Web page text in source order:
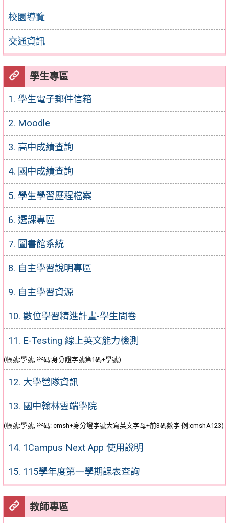
校園導覽
交通資訊
學生專區
1. 學生電子郵件信箱
2. Moodle
3. 高中成績查詢
4. 國中成績查詢
5. 學生學習歷程檔案
6. 選課專區
7. 圖書館系統
8. 自主學習說明專區
9. 自主學習資源
10. 數位學習精進計畫-學生問卷
11. E-Testing 線上英文能力檢測
(帳號:學號, 密碼:身分證字號第1碼+學號)
12. 大學營隊資訊
13. 國中翰林雲端學院
(帳號:學號, 密碼: cmsh+身分證字號大寫英文字母+前3碼數字 例:cmshA123)
14. 1Campus Next App 使用說明
15. 115學年度第一學期課表查詢
教師專區